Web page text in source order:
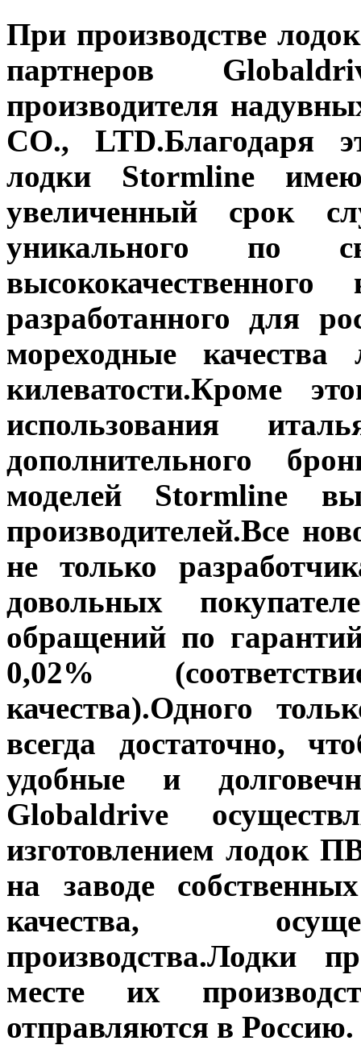
При производстве
партнеров
производителя
CO., LTD.Благодаря
лодки Stormline
увеличенный срок
уникального по
разработанного для
мореходные
килеватости.Кроме
использования
дополнительного
моделей Stormline
производителей.Все
не только
довольных
обращений по
0,02%
качества).Одного
всегда достаточно,
удобные и
Globaldrive
изготовлением лодок
на заводе
качества,
производства.Лодки
месте их
отправляются в Россию.